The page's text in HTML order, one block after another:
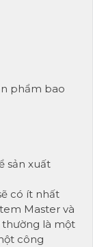
phẩm bao
sản xuất
có ít nhất
Master và
thường là một
công